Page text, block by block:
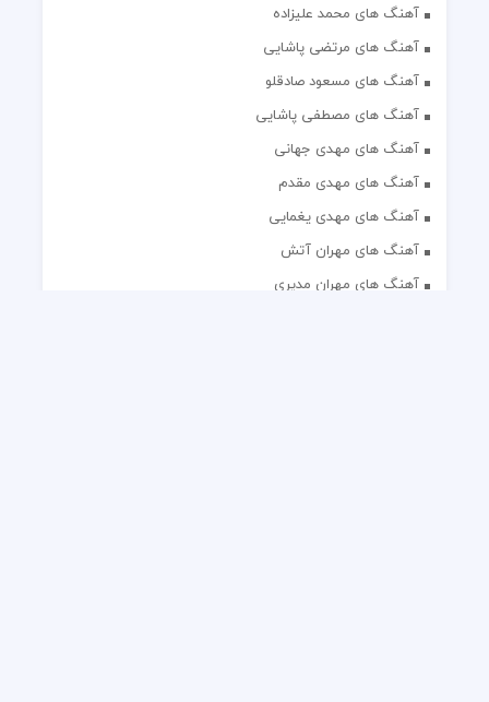
آهنگ های محمد علیزاده
آهنگ های مرتضی پاشایی
آهنگ های مسعود صادقلو
آهنگ های مصطفی پاشایی
آهنگ های مهدی جهانی
آهنگ های مهدی مقدم
آهنگ های مهدی یغمایی
آهنگ های مهران آتش
آهنگ های مهران مدیری